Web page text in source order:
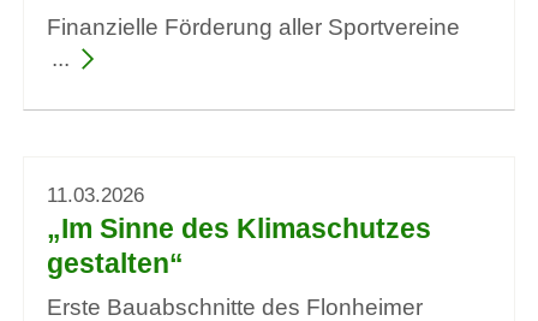
Finanzielle Förderung aller Sportvereine
11.03.2026
„Im Sinne des Klimaschutzes
gestalten“
Erste Bauabschnitte des Flonheimer